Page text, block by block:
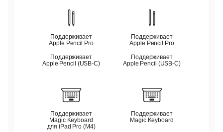
Поддерживает
Apple Pencil Pro
Поддерживает
Apple Pencil (USB‑C)
Поддерживает
Apple Pencil Pro
Поддерживает
Apple Pencil (USB‑C)
Поддерживает
Magic Keyboard
для iPad Pro (M4)
Поддерживает
Magic Keyboard